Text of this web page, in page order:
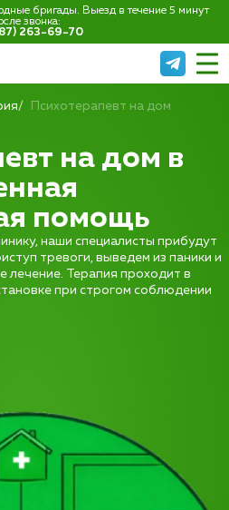
бригады. Выезд в течение 5 минут
звонка:
263-69-70
Психотерапевт на дом
на дом в
помощь
наши специалисты прибудут
тревоги, выведем из паники и
лечение. Терапия проходит в
при строгом соблюдении